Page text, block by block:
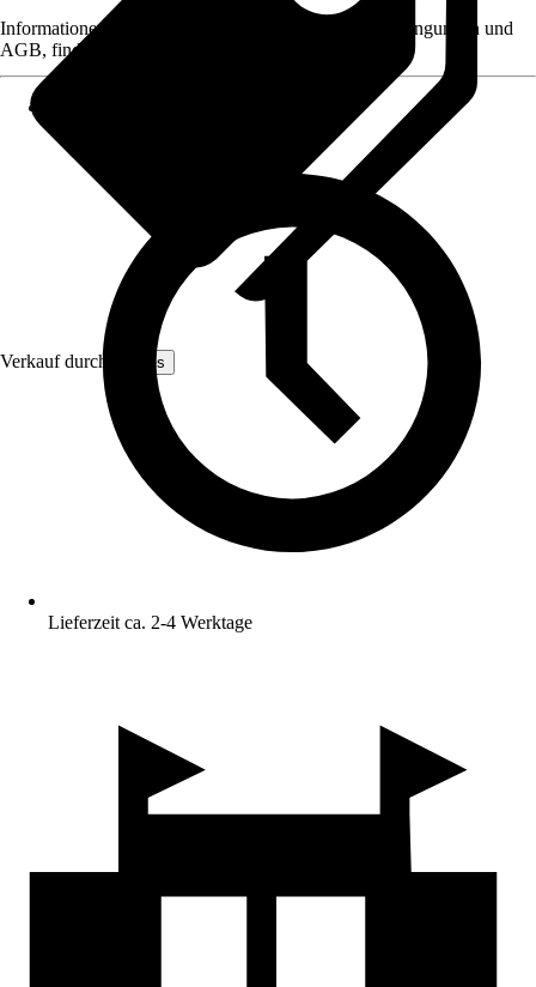
Verkauf durch: Hilnes
Informationen des Verkäufers, wie z. B. Rückgabebedingungen und
AGB, finden Sie bei Klick auf den Verkäufernamen.
Lieferzeit ca. 2-4 Werktage